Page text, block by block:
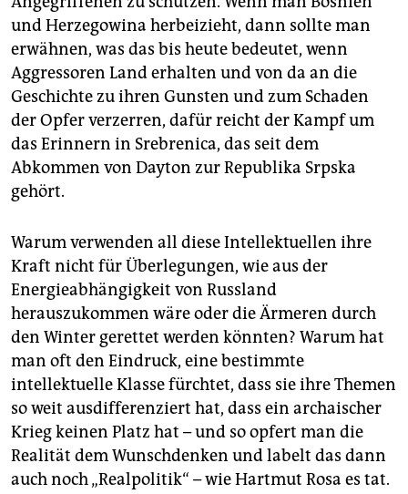
und Herzegowina herbeizieht, dann sollte man
erwähnen, was das bis heute bedeutet, wenn
Aggressoren Land erhalten und von da an die
Geschichte zu ihren Gunsten und zum Schaden
der Opfer verzerren, dafür reicht der Kampf um
das Erinnern in Srebrenica, das seit dem
Abkommen von Dayton zur Republika Srpska
gehört.
Warum verwenden all diese Intellektuellen ihre
Kraft nicht für Überlegungen, wie aus der
Energieabhängigkeit von Russland
herauszukommen wäre oder die Ärmeren durch
den Winter gerettet werden könnten? Warum hat
man oft den Eindruck, eine bestimmte
intellektuelle Klasse fürchtet, dass sie ihre Themen
so weit ausdifferenziert hat, dass ein archaischer
Krieg keinen Platz hat – und so opfert man die
Realität dem Wunschdenken und labelt das dann
auch noch „Realpolitik“ – wie Hartmut Rosa es tat.